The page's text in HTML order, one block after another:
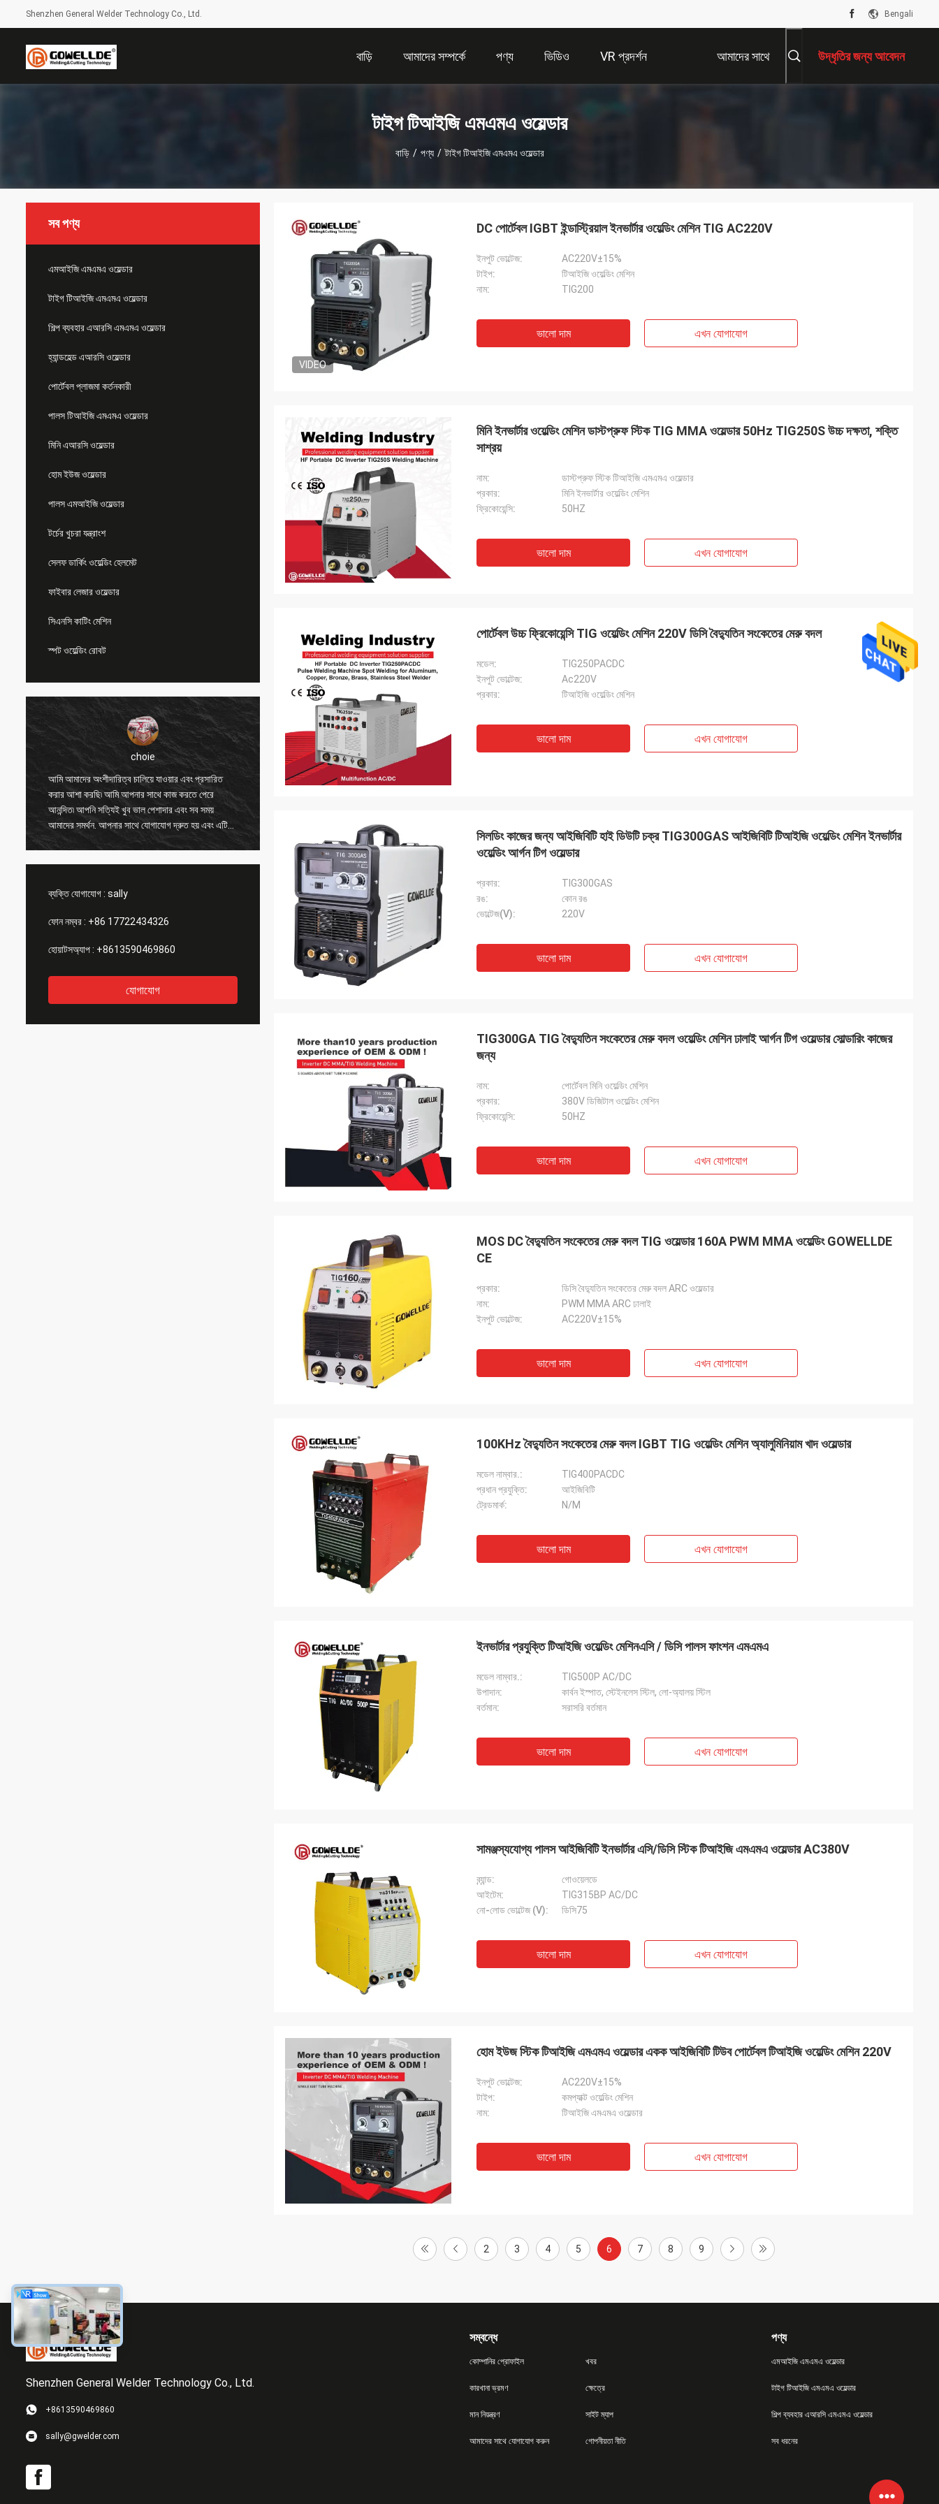
Shenzhen General Welder Technology Co., Ltd. Bengali
বাড়ি আমাদের সম্পর্কে পণ্য ভিডিও VR প্রদর্শন আমাদের সাথে উদ্ধৃতির জন্য আবেদন
টাইগ টিআইজি এমএমএ ওয়েল্ডার
বাড়ি / পণ্য / টাইগ টিআইজি এমএমএ ওয়েল্ডার
সব পণ্য
এমআইজি এমএমএ ওয়েল্ডার
টাইগ টিআইজি এমএমএ ওয়েল্ডার
শিল্প ব্যবহার এআরসি এমএমএ ওয়েল্ডার
হ্যান্ডহেল্ড এআরসি ওয়েল্ডার
পোর্টেবল প্লাজমা কর্তনকারী
পালস টিআইজি এমএমএ ওয়েল্ডার
মিনি এআরসি ওয়েল্ডার
হোম ইউজ ওয়েল্ডার
পালস এমআইজি ওয়েল্ডার
টর্চের খুচরা যন্ত্রাংশ
সেলফ ডার্কিং ওয়েল্ডিং হেলমেট
ফাইবার লেজার ওয়েল্ডার
সিএনসি কাটিং মেশিন
স্পট ওয়েল্ডিং রোবট
choie
আমি আমাদের অংশীদারিত্ব চালিয়ে যাওয়ার এবং প্রসারিত
করার আশা করছি৷ আমি আপনার সাথে কাজ করতে পেরে
আনন্দিত৷ আপনি সত্যিই খুব ভাল পেশাদার এবং সব সময়
আমাদের সমর্থন. আপনার সাথে যোগাযোগ দ্রুত হয় এবং এটি
সবচেয়ে গুরুত্বপূর্ণ বিষয়।
ড্যানিয়েল
আমি আপনার সাথে সহযোগিতা করে সন্তুষ্ট, আপনি আমার এবং
এবং মূল্য যুক্তিসঙ্গত এবং প্রতিযোগিতামূলক, আমরা আপনার
পণ্যটি সাবস্ক্রাইব করা চালিয়ে যাব।
ব্যক্তি যোগাযোগ : sally
ফোন নম্বর : +86 17722434326
হোয়াটসঅ্যাপ : +8613590469860
যোগাযোগ
VIDEO
DC পোর্টেবল IGBT ইন্ডাস্ট্রিয়াল ইনভার্টার ওয়েল্ডিং মেশিন TIG AC220V
ইনপুট ভোল্টেজ:
AC220V±15%
টাইপ:
টিআইজি ওয়েল্ডিং মেশিন
নাম:
TIG200
ভালো দাম এখন যোগাযোগ
মিনি ইনভার্টার ওয়েল্ডিং মেশিন ডাস্টপ্রুফ স্টিক TIG MMA ওয়েল্ডার 50Hz TIG250S উচ্চ দক্ষতা, শক্তি
সাশ্রয়
নাম:
ডাস্টপ্রুফ স্টিক টিআইজি এমএমএ ওয়েল্ডার
প্রকার:
মিনি ইনভার্টার ওয়েল্ডিং মেশিন
ফ্রিকোয়েন্সি:
50HZ
ভালো দাম এখন যোগাযোগ
পোর্টেবল উচ্চ ফ্রিকোয়েন্সি TIG ওয়েল্ডিং মেশিন 220V ডিসি বৈদ্যুতিন সংকেতের মেরু বদল
মডেল:
TIG250PACDC
ইনপুট ভোল্টেজ:
Ac220V
প্রকার:
টিআইজি ওয়েল্ডিং মেশিন
ভালো দাম এখন যোগাযোগ
সিলডিং কাজের জন্য আইজিবিটি হাই ডিউটি ​​চক্র TIG300GAS আইজিবিটি টিআইজি ওয়েল্ডিং মেশিন ইনভার্টার
ওয়েল্ডিং আর্গন টিগ ওয়েল্ডার
প্রকার:
TIG300GAS
রঙ:
কোন রঙ
ভোল্টেজ(V):
220V
ভালো দাম এখন যোগাযোগ
TIG300GA TIG বৈদ্যুতিন সংকেতের মেরু বদল ওয়েল্ডিং মেশিন ঢালাই আর্গন টিগ ওয়েল্ডার সোল্ডারিং কাজের
জন্য
নাম:
পোর্টেবল মিনি ওয়েল্ডিং মেশিন
প্রকার:
380V ডিজিটাল ওয়েল্ডিং মেশিন
ফ্রিকোয়েন্সি:
50HZ
ভালো দাম এখন যোগাযোগ
MOS DC বৈদ্যুতিন সংকেতের মেরু বদল TIG ওয়েল্ডার 160A PWM MMA ওয়েল্ডিং GOWELLDE
CE
প্রকার:
ডিসি বৈদ্যুতিন সংকেতের মেরু বদল ARC ওয়েল্ডার
নাম:
PWM MMA ARC ঢালাই
ইনপুট ভোল্টেজ:
AC220V±15%
ভালো দাম এখন যোগাযোগ
100KHz বৈদ্যুতিন সংকেতের মেরু বদল IGBT TIG ওয়েল্ডিং মেশিন অ্যালুমিনিয়াম খাদ ওয়েল্ডার
মডেল নাম্বার.:
TIG400PACDC
প্রধান প্রযুক্তি:
আইজিবিটি
ট্রেডমার্ক:
N/M
ভালো দাম এখন যোগাযোগ
ইনভার্টার প্রযুক্তি টিআইজি ওয়েল্ডিং মেশিনএসি / ডিসি পালস ফাংশন এমএমএ
মডেল নাম্বার.:
TIG500P AC/DC
উপাদান:
কার্বন ইস্পাত, স্টেইনলেস স্টিল, লো-অ্যালয় স্টিল
বর্তমান:
সরাসরি বর্তমান
ভালো দাম এখন যোগাযোগ
সামঞ্জস্যযোগ্য পালস আইজিবিটি ইনভার্টার এসি/ডিসি স্টিক টিআইজি এমএমএ ওয়েল্ডার AC380V
ব্র্যান্ড:
গোওয়েলডে
আইটেম:
TIG315BP AC/DC
নো-লোড ভোল্টেজ (V):
ডিসি75
ভালো দাম এখন যোগাযোগ
হোম ইউজ স্টিক টিআইজি এমএমএ ওয়েল্ডার একক আইজিবিটি টিউব পোর্টেবল টিআইজি ওয়েল্ডিং মেশিন 220V
ইনপুট ভোল্টেজ:
AC220V±15%
টাইপ:
কমপ্যাক্ট ওয়েল্ডিং মেশিন
নাম:
টিআইজি এমএমএ ওয়েল্ডার
ভালো দাম এখন যোগাযোগ
2 3 4 5 6 7 8 9
Shenzhen General Welder Technology Co., Ltd.
+8613590469860
sally@gwelder.com
সম্বন্ধে
কোম্পানির প্রোফাইল
কারখানা ভ্রমণ
মান নিয়ন্ত্রণ
আমাদের সাথে যোগাযোগ করুন
খবর
ক্ষেত্রে
সাইট ম্যাপ
গোপনীয়তা নীতি
পণ্য
এমআইজি এমএমএ ওয়েল্ডার
টাইগ টিআইজি এমএমএ ওয়েল্ডার
শিল্প ব্যবহার এআরসি এমএমএ ওয়েল্ডার
সব ধরনের